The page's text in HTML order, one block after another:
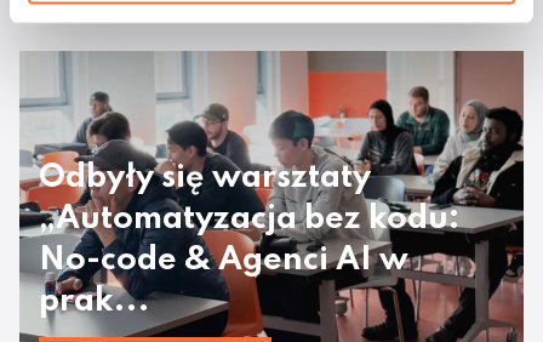
Odbyły się warsztaty
„Automatyzacja bez kodu:
No-code & Agenci AI w
prak...